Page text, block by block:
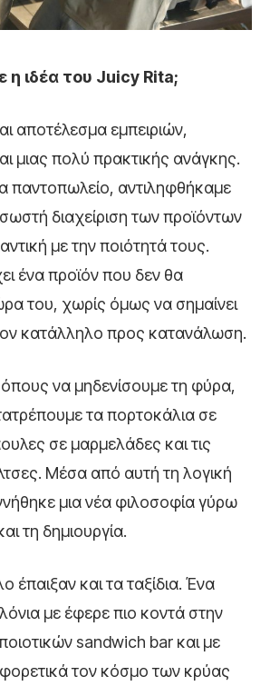
η ιδέα του Juicy Rita;
αποτέλεσμα εμπειριών,
μιας πολύ πρακτικής ανάγκης.
παντοπωλείο, αντιληφθήκαμε
διαχείριση των προϊόντων
με την ποιότητά τους.
ένα προϊόν που δεν θα
του, χωρίς όμως να σημαίνει
κατάλληλο προς κατανάλωση.
να μηδενίσουμε τη φύρα,
τα πορτοκάλια σε
σε μαρμελάδες και τις
Μέσα από αυτή τη λογική
μια νέα φιλοσοφία γύρω
τη δημιουργία.
έπαιξαν και τα ταξίδια. Ένα
με έφερε πιο κοντά στην
sandwich bar και με
τον κόσμο των κρύας